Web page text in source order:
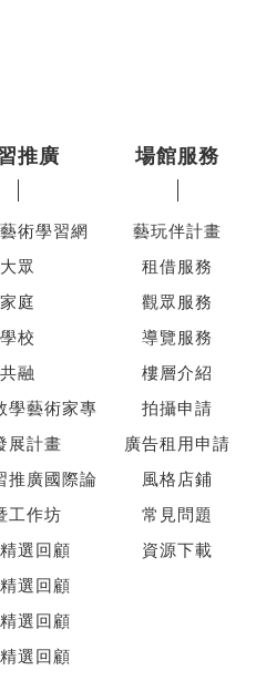
推廣
術學習網
大眾
家庭
學校
共融
學藝術家專
展計畫
推廣國際論
工作坊
選回顧
選回顧
選回顧
選回顧
場館服務
藝玩伴計畫
租借服務
觀眾服務
導覽服務
樓層介紹
拍攝申請
廣告租用申請
風格店鋪
常見問題
資源下載